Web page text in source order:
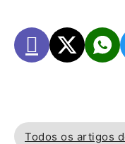
Todos os artigos